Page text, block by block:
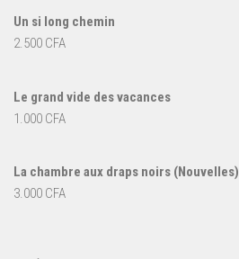
Un si long chemin
2.500 CFA
Le grand vide des vacances
1.000 CFA
La chambre aux draps noirs (Nouvelles)
3.000 CFA